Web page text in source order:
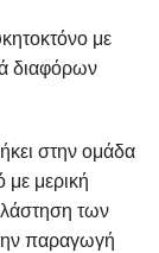
με
διαφόρων
στην ομάδα
με μερική
των
παραγωγή